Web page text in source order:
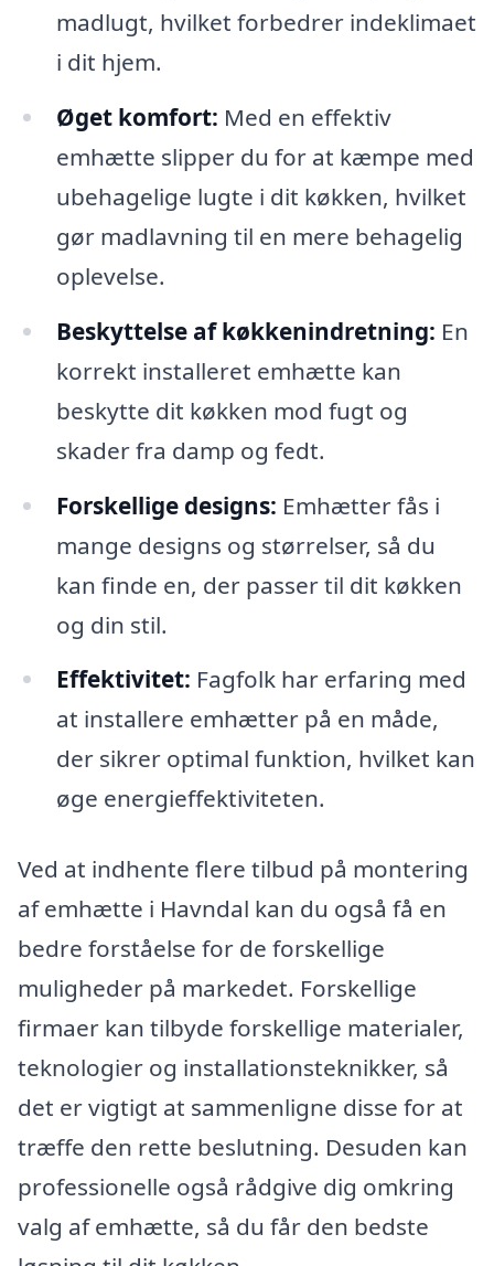
madlugt, hvilket forbedrer indeklimaet
i dit hjem.
Øget komfort: Med en effektiv
emhætte slipper du for at kæmpe med
ubehagelige lugte i dit køkken, hvilket
gør madlavning til en mere behagelig
oplevelse.
Beskyttelse af køkkenindretning: En
korrekt installeret emhætte kan
beskytte dit køkken mod fugt og
skader fra damp og fedt.
Forskellige designs: Emhætter fås i
mange designs og størrelser, så du
kan finde en, der passer til dit køkken
og din stil.
Effektivitet: Fagfolk har erfaring med
at installere emhætter på en måde,
der sikrer optimal funktion, hvilket kan
øge energieffektiviteten.
Ved at indhente flere tilbud på montering
af emhætte i Havndal kan du også få en
bedre forståelse for de forskellige
muligheder på markedet. Forskellige
firmaer kan tilbyde forskellige materialer,
teknologier og installationsteknikker, så
det er vigtigt at sammenligne disse for at
træffe den rette beslutning. Desuden kan
professionelle også rådgive dig omkring
valg af emhætte, så du får den bedste